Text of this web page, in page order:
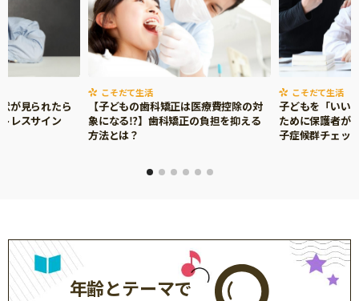
が見られたら
レスサイン
こそだて生活
【子どもの歯科矯正は医療費控除の対
象になる⁉】歯科矯正の負担を抑える
方法とは？
こそだて生活
子どもを「いい
ために保護者が
子症候群チェッ
年齢とテーマで